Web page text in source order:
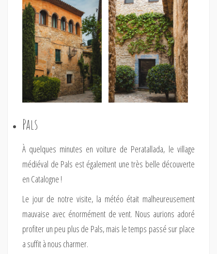
Pals
À quelques minutes en voiture de Peratallada, le village
médiéval de Pals est également une très belle découverte
en Catalogne !
Le jour de notre visite, la météo était malheureusement
mauvaise avec énormément de vent. Nous aurions adoré
profiter un peu plus de Pals, mais le temps passé sur place
a suffit à nous charmer.